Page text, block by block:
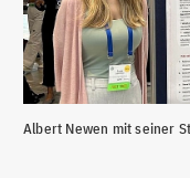
Albert Newen mit seiner